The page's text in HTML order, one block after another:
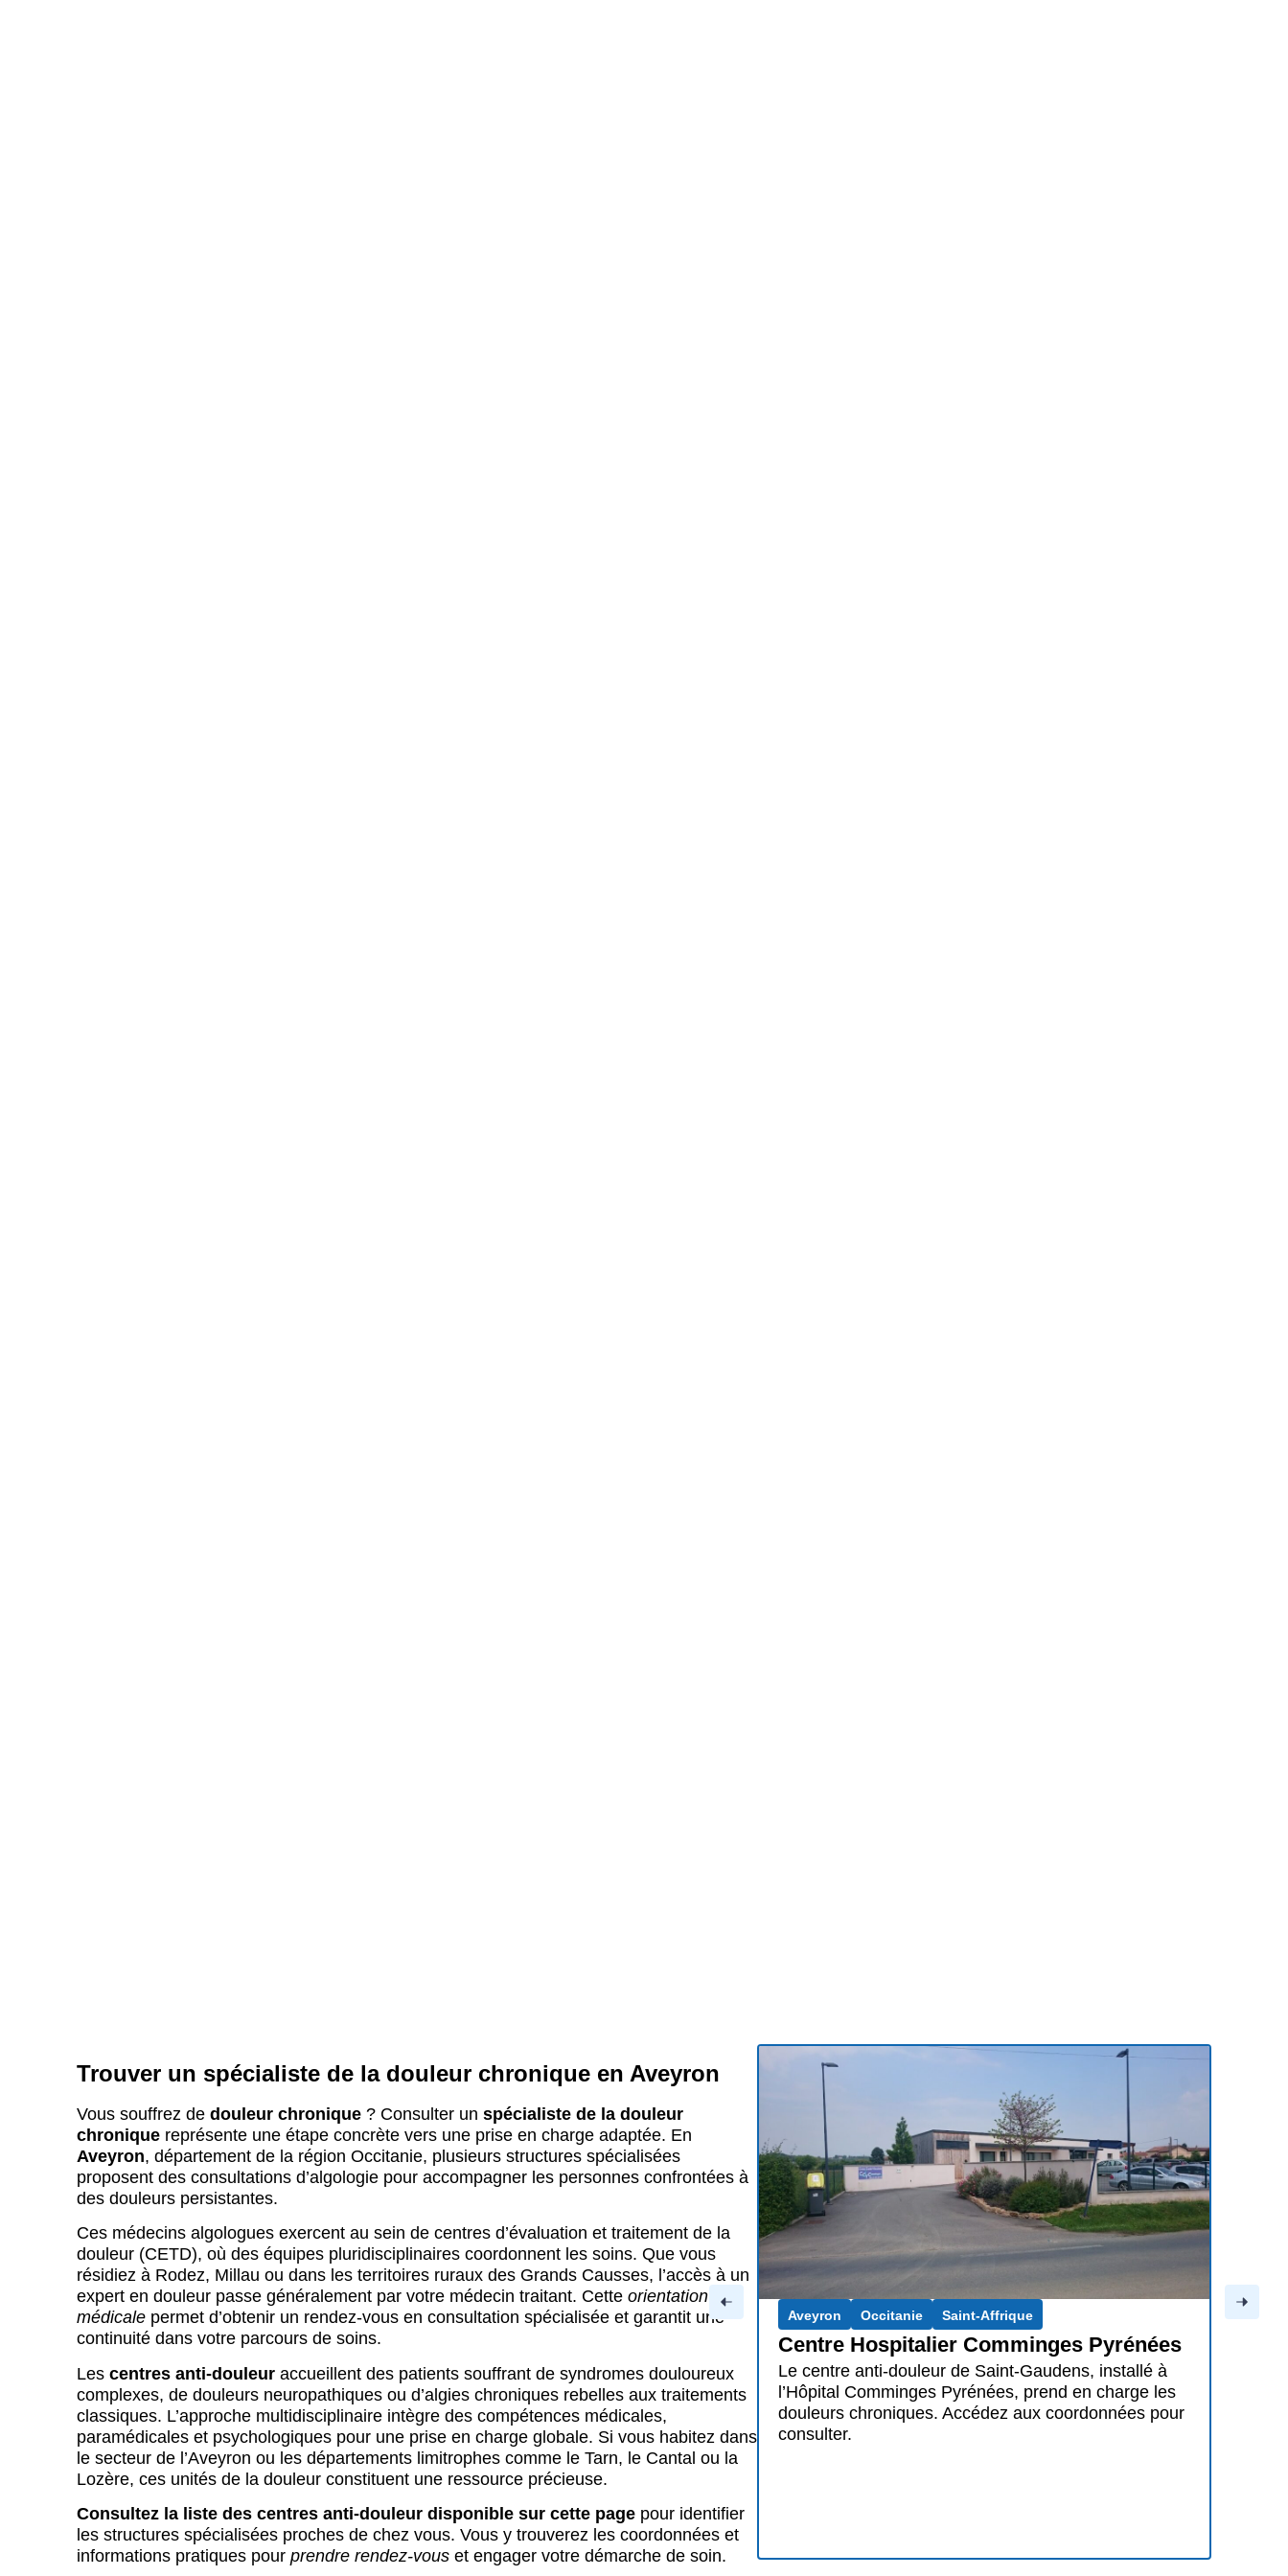
Trouver un spécialiste de la douleur chronique en Aveyron
Vous souffrez de douleur chronique ? Consulter un spécialiste de la douleur
chronique représente une étape concrète vers une prise en charge adaptée. En
Aveyron, département de la région Occitanie, plusieurs structures spécialisées
proposent des consultations d’algologie pour accompagner les personnes confrontées à
des douleurs persistantes.
Ces médecins algologues exercent au sein de centres d’évaluation et traitement de la
douleur (CETD), où des équipes pluridisciplinaires coordonnent les soins. Que vous
résidiez à Rodez, Millau ou dans les territoires ruraux des Grands Causses, l’accès à un
expert en douleur passe généralement par votre médecin traitant. Cette orientation
médicale permet d’obtenir un rendez-vous en consultation spécialisée et garantit une
continuité dans votre parcours de soins.
Les centres anti-douleur accueillent des patients souffrant de syndromes douloureux
complexes, de douleurs neuropathiques ou d’algies chroniques rebelles aux traitements
classiques. L’approche multidisciplinaire intègre des compétences médicales,
paramédicales et psychologiques pour une prise en charge globale. Si vous habitez dans
le secteur de l’Aveyron ou les départements limitrophes comme le Tarn, le Cantal ou la
Lozère, ces unités de la douleur constituent une ressource précieuse.
Consultez la liste des centres anti-douleur disponible sur cette page pour identifier
les structures spécialisées proches de chez vous. Vous y trouverez les coordonnées et
informations pratiques pour prendre rendez-vous et engager votre démarche de soin.
- Ramsay Santé
de la Clinique de l’Union à
en charge les douleurs chroniques.
traitements
Aveyron Occitanie Saint-Affrique
Centre Hospitalier Comminges Pyrénées
Le centre anti-douleur de Saint-Gaudens, installé à
l’Hôpital Comminges Pyrénées, prend en charge les
douleurs chroniques. Accédez aux coordonnées pour
consulter.
Aveyron Occitanie Rodez
Centre Hospitalier Universitaire